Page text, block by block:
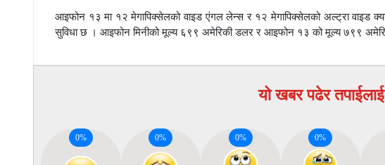
आइफोन १३ मा १२ मेगापिक्सेलको वाइड एंगल लेन्स र १२ मेगापिक्सेलको अल्ट्रा वाइड
सुविधा छ । आइफोन मिनीको मूल्य ६९९ अमेरिकी डलर र आइफोन १३ को मूल्य ७९९
यो खबर पढेर
0% 0% 0% 0%